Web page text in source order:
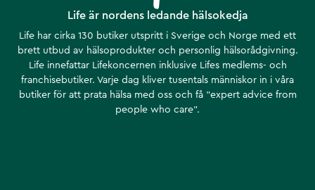
Life är nordens ledande hälsokedja
Life har cirka 130 butiker utspritt i Sverige och Norge med ett
brett utbud av hälsoprodukter och personlig hälsorådgivning.
Life innefattar Lifekoncernen inklusive Lifes medlems- och
franchisebutiker. Varje dag kliver tusentals människor in i våra
butiker för att prata hälsa med oss och få ”expert advice from
people who care”.